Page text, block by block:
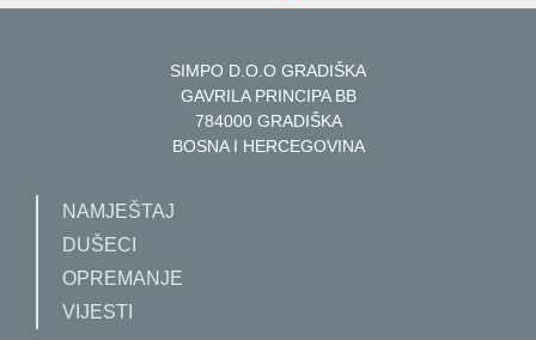
SIMPO D.O.O GRADIŠKA
GAVRILA PRINCIPA BB
784000 GRADIŠKA
BOSNA I HERCEGOVINA
NAMJEŠTAJ
DUŠECI
OPREMANJE
VIJESTI